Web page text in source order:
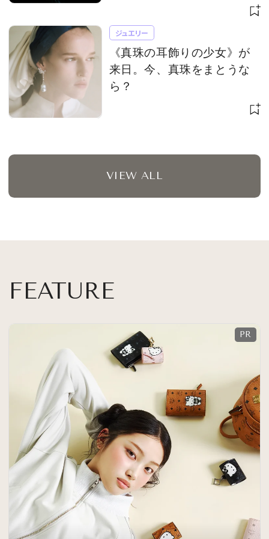
ジュエリー
《真珠の耳飾りの少女》が
来日。今、真珠をまとうな
ら？
VIEW ALL
FEATURE